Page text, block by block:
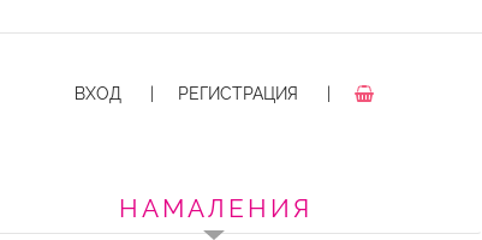
ВХОД РЕГИСТРАЦИЯ
НАМАЛЕНИЯ